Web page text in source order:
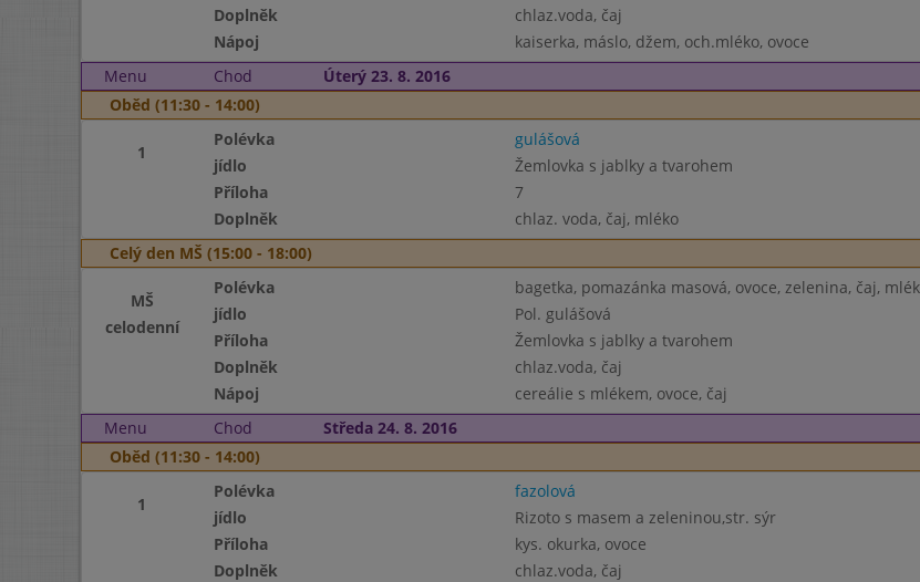
Doplněk
chlaz.voda, čaj
Nápoj
kaiserka, máslo, džem, och.mléko, ovoce
Menu
Chod Úterý 23. 8. 2016
Oběd (11:30 - 14:00)
1
Polévka gulášová
jídlo
Žemlovka s jablky a tvarohem
Příloha
7
Doplněk
chlaz. voda, čaj, mléko
Celý den MŠ (15:00 - 18:00)
MŠ
celodenní
Polévka bagetka, pomazánka masová, ovoce, zelenina, čaj,
jídlo
Pol. gulášová
Příloha
Žemlovka s jablky a tvarohem
Doplněk
chlaz.voda, čaj
Nápoj
cereálie s mlékem, ovoce, čaj
Menu
Chod Středa 24. 8. 2016
Oběd (11:30 - 14:00)
1
Polévka fazolová
jídlo
Rizoto s masem a zeleninou,str. sýr
Příloha
kys. okurka, ovoce
Doplněk
chlaz.voda, čaj